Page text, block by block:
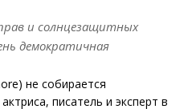
и солнцезащитных
демократичная
не собирается
писатель и эксперт в